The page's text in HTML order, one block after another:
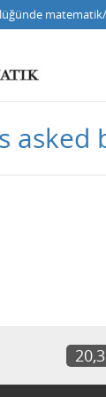
asked